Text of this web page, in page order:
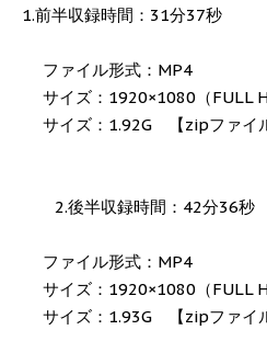
1.前半収録時間：31分37秒
ファイル形式：MP4
サイズ：1920×1080（FULL
サイズ：1.92G 【zipファイ
2.後半収録時間：42分36秒
ファイル形式：MP4
サイズ：1920×1080（FULL
サイズ：1.93G 【zipファイ